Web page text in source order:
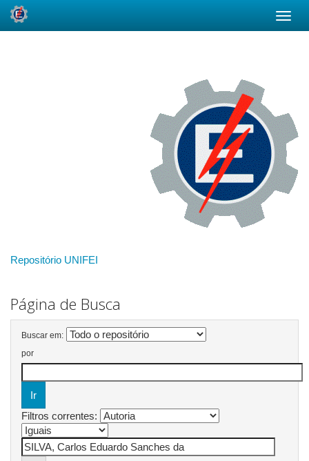
Repositório UNIFEI
Página de Busca
Buscar em:
por
Filtros correntes: